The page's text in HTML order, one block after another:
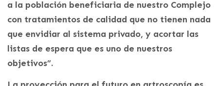
a la población beneficiaria de nuestro Complejo
con tratamientos de calidad que no tienen nada
que envidiar al sistema privado, y acortar las
listas de espera que es uno de nuestros
objetivos”.